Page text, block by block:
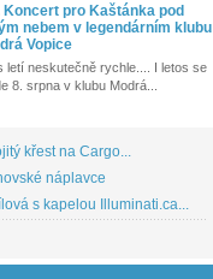
Koncert pro Kaštánka pod
nebem v legendárním klubu
Vopice
letí neskutečně rychle.... I letos se
8. srpna v klubu Modrá...
křest na Cargo...
náplavce
s kapelou Illuminati.ca...